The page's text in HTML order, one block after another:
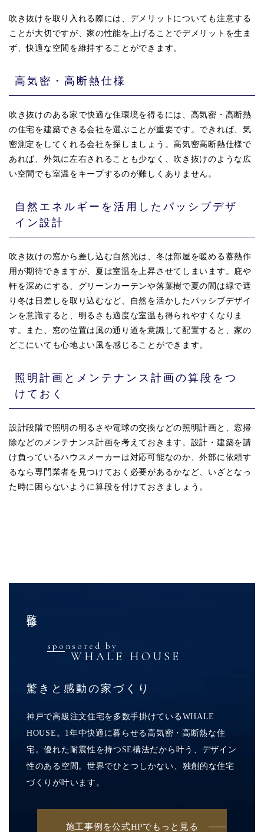
吹き抜けを取り入れる際には、デメリットについても注意する
ことが大切ですが、家の性能を上げることでデメリットを生ま
ず、快適な空間を維持することができます。
高気密・高断熱仕様
吹き抜けのある家で快適な住環境を得るには、高気密・高断熱
の住宅を建築できる会社を選ぶことが重要です。できれば、気
密測定をしてくれる会社を探しましょう。高気密高断熱仕様で
あれば、外気に左右されることも少なく、吹き抜けのような広
い空間でも室温をキープするのが難しくありません。
自然エネルギーを活用したパッシブデザ
イン設計
吹き抜けの窓から差し込む自然光は、冬は部屋を暖める蓄熱作
用が期待できますが、夏は室温を上昇させてしまいます。庇や
軒を深めにする、グリーンカーテンや落葉樹で夏の間は緑で遮
り冬は日差しを取り込むなど、自然を活かしたパッシブデザイ
ンを意識すると、明るさも適度な室温も得られやすくなりま
す。また、窓の位置は風の通り道を意識して配置すると、家の
どこにいても心地よい風を感じることができます。
照明計画とメンテナンス計画の算段をつ
けておく
設計段階で照明の明るさや電球の交換などの照明計画と、窓掃
除などのメンテナンス計画を考えておきます。設計・建築を請
け負っているハウスメーカーは対応可能なのか、外部に依頼す
るなら専門業者を見つけておく必要があるかなど、いざとなっ
た時に困らないように算段を付けておきましょう。
sponsored by
WHALE HOUSE
驚きと感動の家づくり
神戸で高級注文住宅を多数手掛けているWHALE
HOUSE。1年中快適に暮らせる高気密・高断熱な住
宅。優れた耐震性を持つSE構法だから叶う、デザイン
性のある空間。世界でひとつしかない、独創的な住宅
づくりが叶います。
施工事例を公式HPでもっと見る